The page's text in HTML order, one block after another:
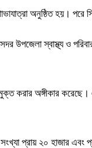
অনুষ্ঠিত হয়।
উপজেলা স্বাস্থ্য ও
করার অঙ্গীকার
প্রায় ২০ হাজার